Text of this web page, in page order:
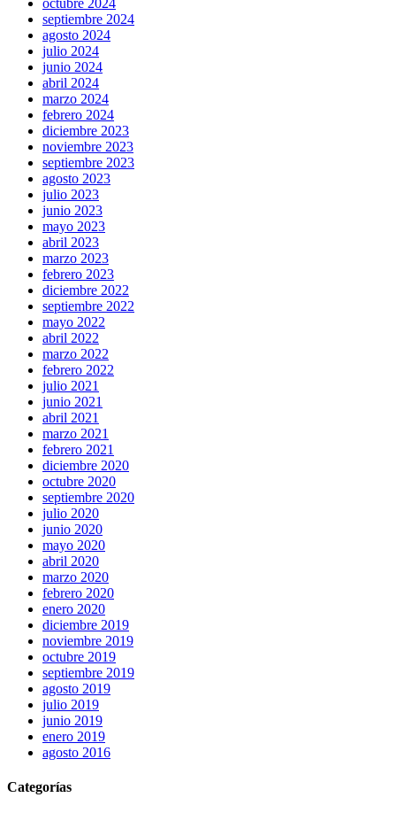
septiembre 2024
agosto 2024
julio 2024
junio 2024
abril 2024
marzo 2024
febrero 2024
diciembre 2023
noviembre 2023
septiembre 2023
agosto 2023
julio 2023
junio 2023
mayo 2023
abril 2023
marzo 2023
febrero 2023
diciembre 2022
septiembre 2022
mayo 2022
abril 2022
marzo 2022
febrero 2022
julio 2021
junio 2021
abril 2021
marzo 2021
febrero 2021
diciembre 2020
octubre 2020
septiembre 2020
julio 2020
junio 2020
mayo 2020
abril 2020
marzo 2020
febrero 2020
enero 2020
diciembre 2019
noviembre 2019
octubre 2019
septiembre 2019
agosto 2019
julio 2019
junio 2019
enero 2019
agosto 2016
Categorías